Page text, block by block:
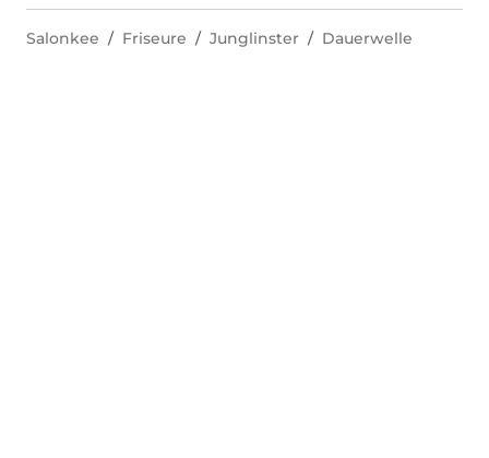
Salonkee Friseure Junglinster Dauerwelle